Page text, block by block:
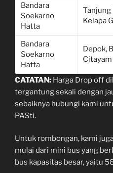
Bandara
Soekarno
Hatta
Tanjung
Kelapa
Bandara
Soekarno
Hatta
Depok,
Citayam
CATATAN: Harga Drop off
tergantung sekali dengan
sebaiknya hubungi kami
PASti.
Untuk rombongan, kami
mulai dari mini bus yang
bus kapasitas besar, yaitu